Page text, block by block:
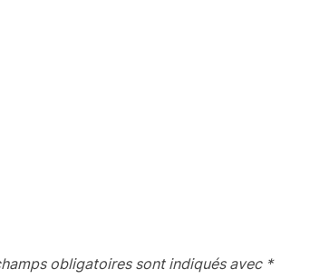
obligatoires sont indiqués avec *